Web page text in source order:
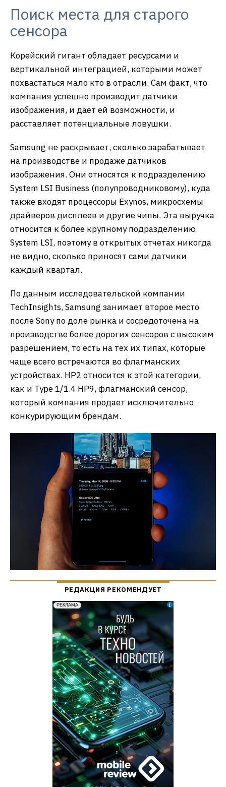
Поиск места для старого
сенсора
Корейский гигант обладает ресурсами и
вертикальной интеграцией, которыми может
похвастаться мало кто в отрасли. Сам факт, что
компания успешно производит датчики
изображения, и дает ей возможности, и
расставляет потенциальные ловушки.
Samsung не раскрывает, сколько зарабатывает
на производстве и продаже датчиков
изображения. Они относятся к подразделению
System LSI Business (полупроводниковому), куда
также входят процессоры Exynos, микросхемы
драйверов дисплеев и другие чипы. Эта выручка
относится к более крупному подразделению
System LSI, поэтому в открытых отчетах никогда
не видно, сколько приносят сами датчики
каждый квартал.
По данным исследовательской компании
TechInsights, Samsung занимает второе место
после Sony по доле рынка и сосредоточена на
производстве более дорогих сенсоров с высоким
разрешением, то есть на тех их типах, которые
чаще всего встречаются во флагманских
устройствах. HP2 относится к этой категории,
как и Type 1/1.4 HP9, флагманский сенсор,
который компания продает исключительно
конкурирующим брендам.